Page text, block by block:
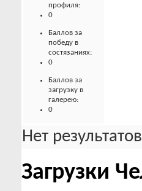
профиля:
0
Баллов за
победу в
состязаниях:
0
Баллов за
загрузку в
галерею:
0
Нет
Загрузки